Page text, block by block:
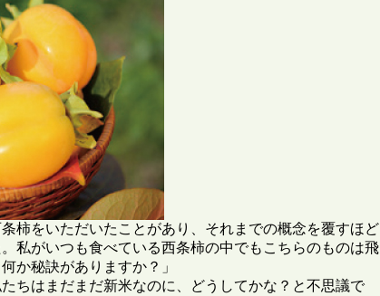
柿をいただいたことがあり、それまでの概念を覆すほど
私がいつも食べている西条柿の中でもこちらのものは飛
か秘訣がありますか？」
ちはまだまだ新米なのに、どうしてかな？と不思議で